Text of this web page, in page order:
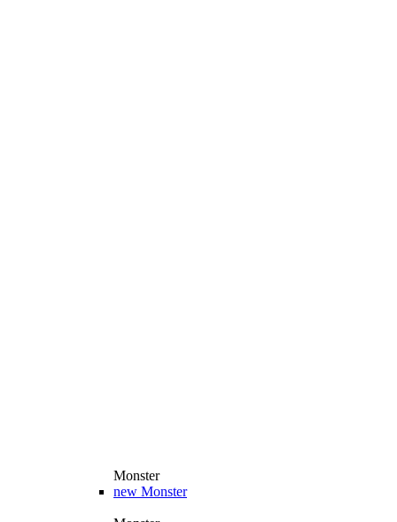
Monster
new Monster